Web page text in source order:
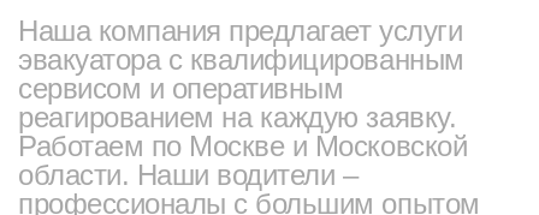
Наша компания предлагает услуги
эвакуатора с квалифицированным
сервисом и оперативным
реагированием на каждую заявку.
Работаем по Москве и Московской
области. Наши водители –
профессионалы с большим опытом